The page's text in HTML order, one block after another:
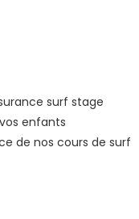
surf stage
enfants
de nos cours de surf